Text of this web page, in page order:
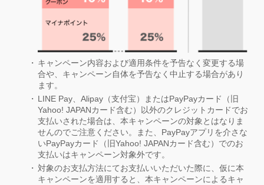
キャンペーン内容および適用条件を予告なく変更する場
合や、キャンペーン自体を予告なく中止する場合があり
ます。
LINE Pay、Alipay（支付宝）またはPayPayカード（旧
Yahoo! JAPANカード含む）以外のクレジットカードでお
支払いされた場合は、本キャンペーンの対象とはなりま
せんのでご注意ください。また、PayPayアプリを介さな
いPayPayカード（旧Yahoo! JAPANカード含む）でのお
支払いはキャンペーン対象外です。
対象のお支払方法にてお支払いいただいた際に、仮に本
キャンペーンを適用すると、本キャンペーンによるキャ